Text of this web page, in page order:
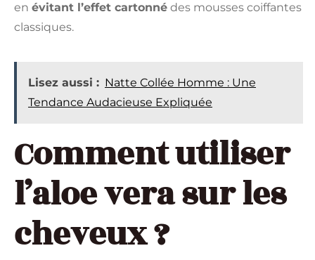
en évitant l’effet cartonné des mousses coiffantes
classiques.
Lisez aussi : Natte Collée Homme : Une
Tendance Audacieuse Expliquée
Comment utiliser
l’aloe vera sur les
cheveux ?